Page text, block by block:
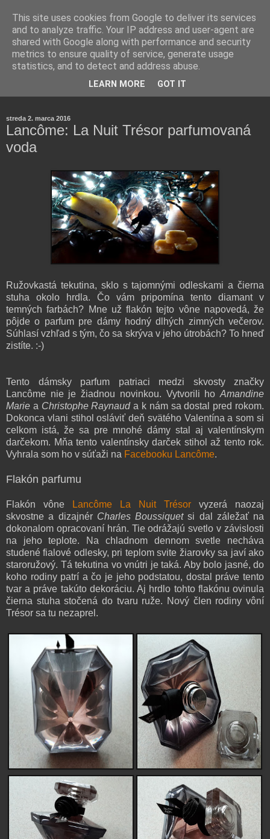
rozoberá témy o zdraví, živote a všetko možné.
streda 2. marca 2016
Lancôme: La Nuit Trésor parfumovaná
voda
Ružovkastá tekutina, sklo s tajomnými odleskami a čierna
stuha okolo hrdla. Čo vám pripomína tento diamant v
temných farbách? Mne už flakón tejto vône napovedá, že
pôjde o parfum pre dámy hodný dlhých zimných večerov.
Súhlasí vzhľad s tým, čo sa skrýva v jeho útrobách? To hneď
zistíte. :-)
Tento dámsky parfum patriaci medzi skvosty značky
Lancôme nie je žiadnou novinkou. Vytvorili ho Amandine
Marie a Christophe Raynauda k nám sa dostal pred rokom.
Dokonca vlani stihol osláviť deň svätého Valentína a som si
celkom istá, že sa pre mnohé dámy stal aj valentínskym
darčekom. Mňa tento valentínsky darček stihol až tento rok.
Vyhrala som ho v súťaži na Facebooku Lancôme.
Flakón parfumu
Flakón vône Lancôme La Nuit Trésor vyzerá naozaj
skvostne a dizajnér Charles Boussiquetsi dal záležať na
dokonalom opracovaní hrán. Tie odrážajú svetlo v závislosti
na jeho teplote. Na chladnom dennom svetle necháva
studené fialové odlesky, pri teplom svite žiarovky sa javí ako
staroružový. Tá tekutina vo vnútri je taká. Aby bolo jasné, do
koho rodiny patrí a čo je jeho podstatou, dostal práve tento
tvar a práve takúto dekoráciu. Aj hrdlo tohto flakónu ovinula
čierna stuha stočená do tvaru ruže. Nový člen rodiny vôní
Trésor sa tu nezaprel.
This site uses cookies from Google to deliver its services
and to analyze traffic. Your IP address and user-agent are
shared with Google along with performance and security
metrics to ensure quality of service, generate usage
statistics, and to detect and address abuse.
LEARN MORE GOT IT